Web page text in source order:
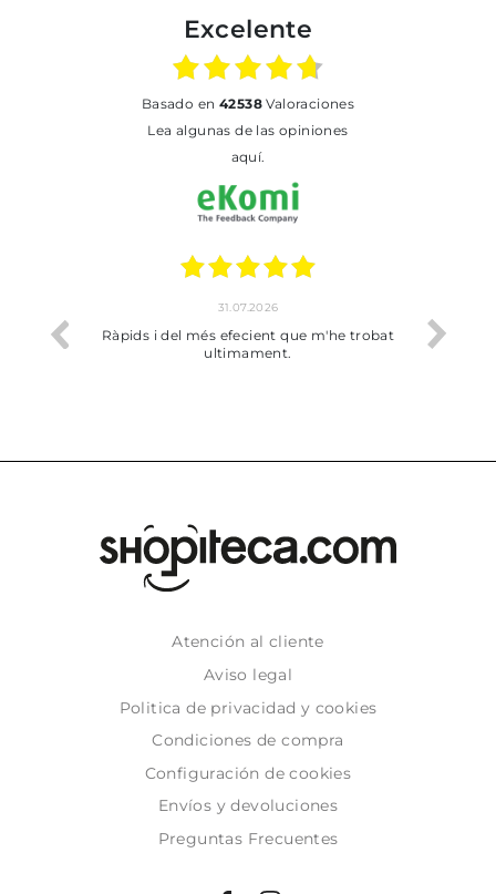
Excelente
basado en 42538Valoraciones
Lea algunas de las opiniones
aquí.
m'he trobat
17.07.2026
Bien pero soy de Vilafranca y no me ha
dejado recoger en tienda
Atención al cliente
Aviso legal
Politica de privacidad y cookies
Condiciones de compra
Configuración de cookies
Envíos y devoluciones
Preguntas Frecuentes